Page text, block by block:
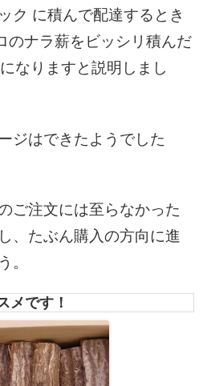
ク に積んで配達するとき
のナラ薪をビッシリ積んだ
なりますと説明しまし
ジはできたようでした
ご注文には至らなかった
、たぶん購入の方向に進
。
メです！